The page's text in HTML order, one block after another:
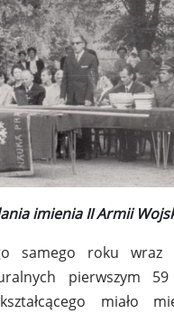
imienia II Armii
samego roku wraz
pierwszym
miało